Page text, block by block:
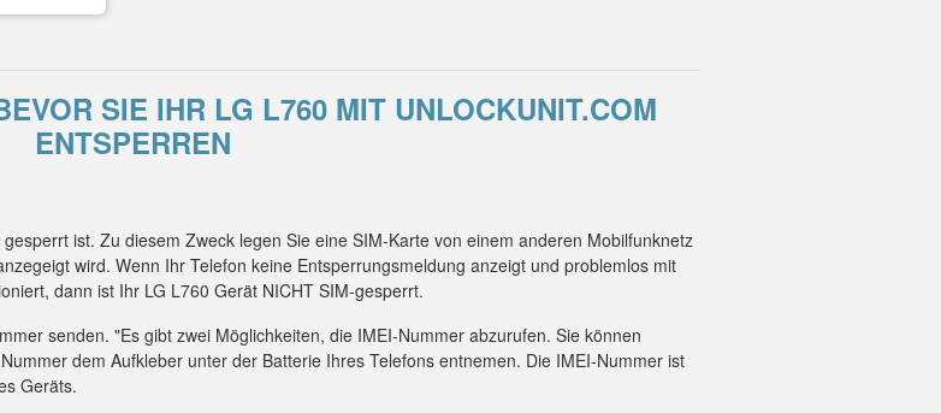
SIE IHR LG L760 MIT UNLOCKUNIT.COM
ENTSPERREN
ist. Zu diesem Zweck legen Sie eine SIM-Karte von einem anderen Mobilfunknetz
wird. Wenn Ihr Telefon keine Entsperrungsmeldung anzeigt und problemlos mit
dann ist Ihr LG L760 Gerät NICHT SIM-gesperrt.
senden. "Es gibt zwei Möglichkeiten, die IMEI-Nummer abzurufen. Sie können
dem Aufkleber unter der Batterie Ihres Telefons entnemen. Die IMEI-Nummer ist
Geräts.